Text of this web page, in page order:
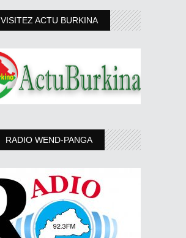
VISITEZ ACTU BURKINA
RADIO WEND-PANGA